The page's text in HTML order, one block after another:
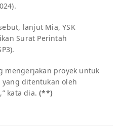
lanjut Mia, YSK
Surat Perintah
mengerjakan proyek untuk
ditentukan oleh
kata dia.(**)